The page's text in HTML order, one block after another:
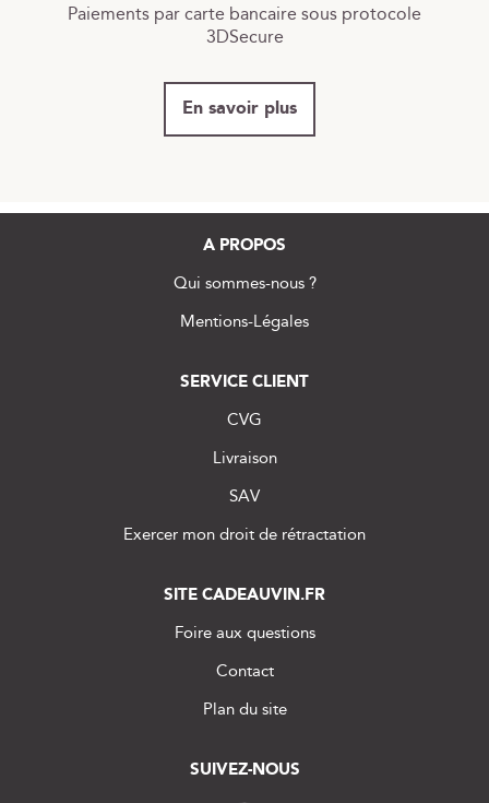
Paiements par carte bancaire sous protocole
3DSecure
En savoir plus
A PROPOS
Qui sommes-nous ?
Mentions-Légales
SERVICE CLIENT
CVG
Livraison
SAV
Exercer mon droit de rétractation
SITE CADEAUVIN.FR
Foire aux questions
Contact
Plan du site
SUIVEZ-NOUS